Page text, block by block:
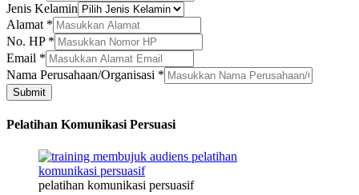
Jenis Kelamin
Alamat *
No. HP *
No.
HP
Nama
Email *
Nama Perusahaan/Organisasi *
Submit
Pelatihan Komunikasi Persuasi
pelatihan komunikasi persuasif